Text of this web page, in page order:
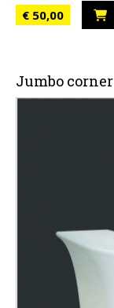
€ 50,00
Jumbo corner